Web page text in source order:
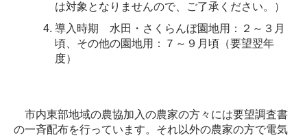
は対象となりませんので、ご了承ください。）
導入時期 水田・さくらんぼ園地用：２～３月
頃、その他の園地用：７～９月頃（要望翌年
度）
市内東部地域の農協加入の農家の方々には要望調査書
の一斉配布を行っています。それ以外の農家の方で電気